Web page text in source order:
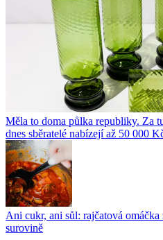
Měla to doma půlka republiky. Za
dnes sběratelé nabízejí až 50 000
Ani cukr, ani sůl: rajčatová omáčka
surovině